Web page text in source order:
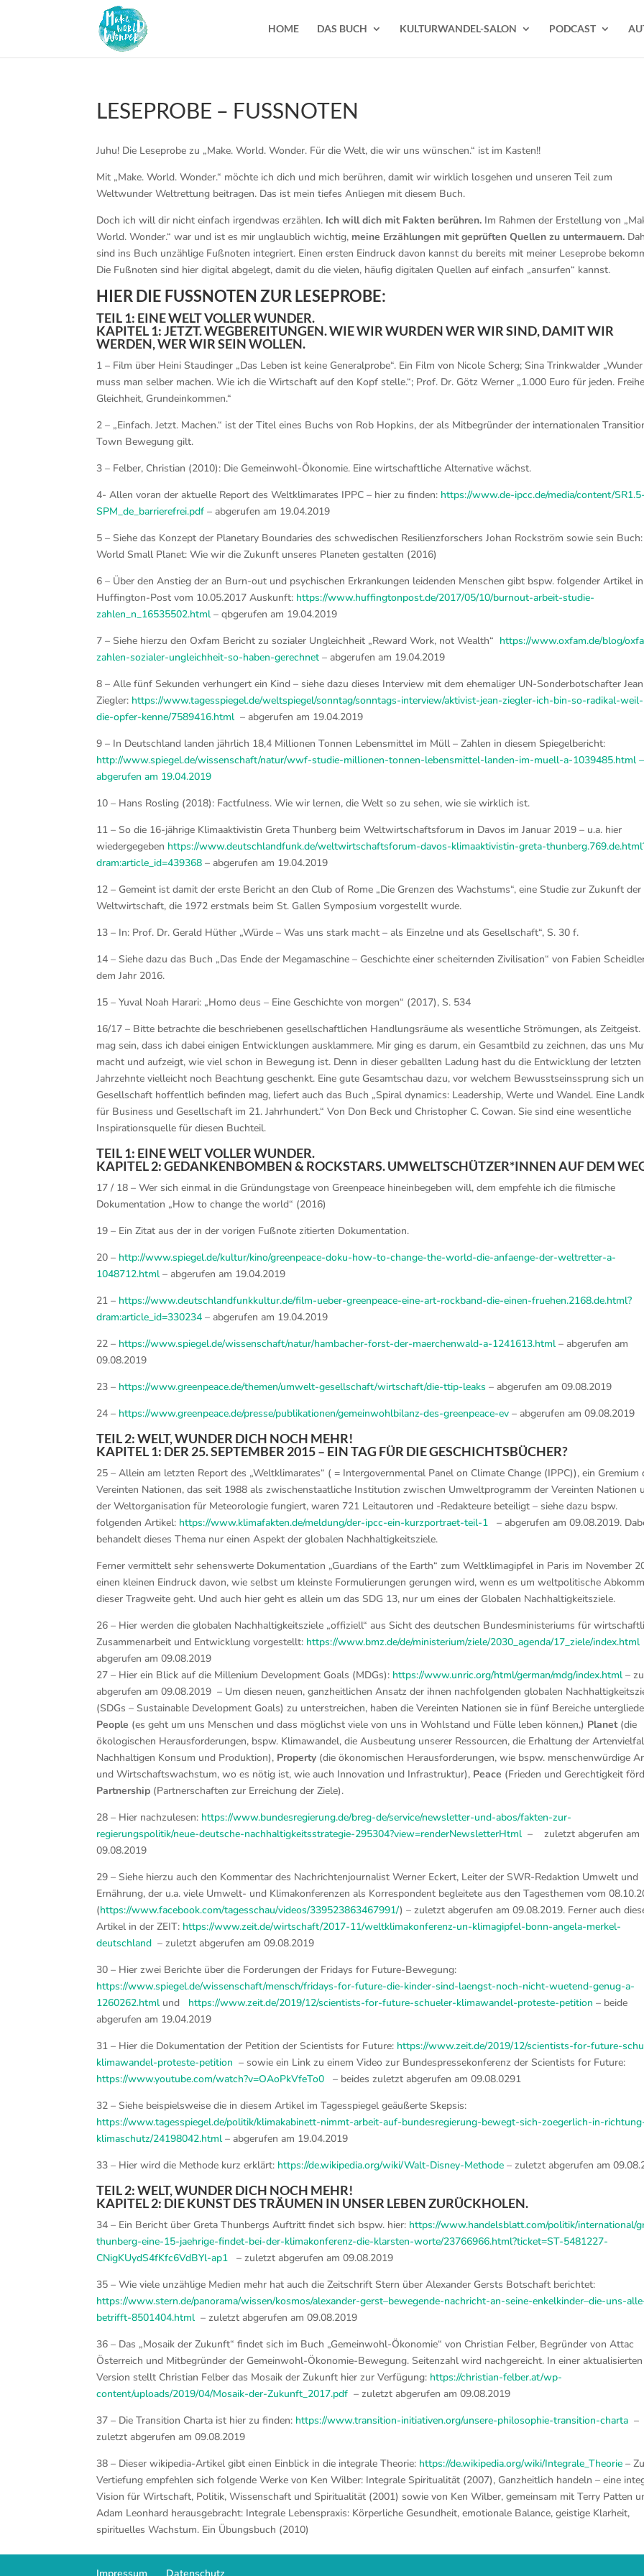
HOME DAS BUCH KULTURWANDEL-SALON PODCAST
LESEPROBE – FUSSNOTEN
Juhu! Die Leseprobe zu „Make. World. Wonder. Für die Welt, die wir uns wünschen.“ ist im Kasten!!
Mit „Make. World. Wonder.“ möchte ich dich und mich berühren, damit wir wirklich losgehen und unseren Teil zum
Weltwunder Weltrettung beitragen. Das ist mein tiefes Anliegen mit diesem Buch.
Doch ich will dir nicht einfach irgendwas erzählen. Ich will dich mit Fakten berühren. Im Rahmen der Erstellung von
World. Wonder.“ war und ist es mir unglaublich wichtig, meine Erzählungen mit geprüften Quellen zu untermauern.
sind ins Buch unzählige Fußnoten integriert. Einen ersten Eindruck davon kannst du bereits mit meiner Leseprobe
Die Fußnoten sind hier digital abgelegt, damit du die vielen, häufig digitalen Quellen auf einfach „ansurfen“ kannst.
HIER DIE FUSSNOTEN ZUR LESEPROBE:
TEIL 1: EINE WELT VOLLER WUNDER.
KAPITEL 1: JETZT. WEGBEREITUNGEN. WIE WIR WURDEN WER WIR SIND, DAMIT WIR
WERDEN, WER WIR SEIN WOLLEN.
1 – Film über Heini Staudinger „Das Leben ist keine Generalprobe“. Ein Film von Nicole Scherg; Sina Trinkwalder „Wunder
muss man selber machen. Wie ich die Wirtschaft auf den Kopf stelle.“; Prof. Dr. Götz Werner „1.000 Euro für jeden.
Gleichheit, Grundeinkommen.“
2 – „Einfach. Jetzt. Machen.“ ist der Titel eines Buchs von Rob Hopkins, der als Mitbegründer der internationalen
Town Bewegung gilt.
3 – Felber, Christian (2010): Die Gemeinwohl-Ökonomie. Eine wirtschaftliche Alternative wächst.
4- Allen voran der aktuelle Report des Weltklimarates IPPC – hier zu finden: https://www.de-ipcc.de/media/content/SR1.5-
SPM_de_barrierefrei.pdf – abgerufen am 19.04.2019
5 – Siehe das Konzept der Planetary Boundaries des schwedischen Resilienzforschers Johan Rockström sowie sein
World Small Planet: Wie wir die Zukunft unseres Planeten gestalten (2016)
6 – Über den Anstieg der an Burn-out und psychischen Erkrankungen leidenden Menschen gibt bspw. folgender Artikel
Huffington-Post vom 10.05.2017 Auskunft: https://www.huffingtonpost.de/2017/05/10/burnout-arbeit-studie-
zahlen_n_16535502.html– qbgerufen am 19.04.2019
7 – Siehe hierzu den Oxfam Bericht zu sozialer Ungleichheit „Reward Work, not Wealth“ https://www.oxfam.de/blog/
zahlen-sozialer-ungleichheit-so-haben-gerechnet – abgerufen am 19.04.2019
8 – Alle fünf Sekunden verhungert ein Kind – siehe dazu dieses Interview mit dem ehemaliger UN-Sonderbotschafter Jean
Ziegler: https://www.tagesspiegel.de/weltspiegel/sonntag/sonntags-interview/aktivist-jean-ziegler-ich-bin-so-radikal-
die-opfer-kenne/7589416.html– abgerufen am 19.04.2019
9 – In Deutschland landen jährlich 18,4 Millionen Tonnen Lebensmittel im Müll – Zahlen in diesem Spiegelbericht:
http://www.spiegel.de/wissenschaft/natur/wwf-studie-millionen-tonnen-lebensmittel-landen-im-muell-a-1039485.html –
abgerufen am 19.04.2019
10 – Hans Rosling (2018): Factfulness. Wie wir lernen, die Welt so zu sehen, wie sie wirklich ist.
11 – So die 16-jährige Klimaaktivistin Greta Thunberg beim Weltwirtschaftsforum in Davos im Januar 2019 – u.a. hier
wiedergegeben https://www.deutschlandfunk.de/weltwirtschaftsforum-davos-klimaaktivistin-greta-
dram:article_id=439368 – abgerufen am 19.04.2019
12 – Gemeint ist damit der erste Bericht an den Club of Rome „Die Grenzen des Wachstums“, eine Studie zur Zukunft der
Weltwirtschaft, die 1972 erstmals beim St. Gallen Symposium vorgestellt wurde.
13 – In: Prof. Dr. Gerald Hüther „Würde – Was uns stark macht – als Einzelne und als Gesellschaft“, S. 30 f.
14 – Siehe dazu das Buch „Das Ende der Megamaschine – Geschichte einer scheiternden Zivilisation“ von Fabien
dem Jahr 2016.
15 – Yuval Noah Harari: „Homo deus – Eine Geschichte von morgen“ (2017), S. 534
16/17 – Bitte betrachte die beschriebenen gesellschaftlichen Handlungsräume als wesentliche Strömungen, als Zeitgeist.
mag sein, dass ich dabei einigen Entwicklungen ausklammere. Mir ging es darum, ein Gesamtbild zu zeichnen, das uns
macht und aufzeigt, wie viel schon in Bewegung ist. Denn in dieser geballten Ladung hast du die Entwicklung der letzten
Jahrzehnte vielleicht noch Beachtung geschenkt. Eine gute Gesamtschau dazu, vor welchem Bewusstseinssprung sich
Gesellschaft hoffentlich befinden mag, liefert auch das Buch „Spiral dynamics: Leadership, Werte und Wandel. Eine
für Business und Gesellschaft im 21. Jahrhundert.“ Von Don Beck und Christopher C. Cowan. Sie sind eine wesentliche
Inspirationsquelle für diesen Buchteil.
TEIL 1: EINE WELT VOLLER WUNDER.
KAPITEL 2: GEDANKENBOMBEN & ROCKSTARS. UMWELTSCHÜTZER*INNEN AUF DEM
17 / 18 – Wer sich einmal in die Gründungstage von Greenpeace hineinbegeben will, dem empfehle ich die filmische
Dokumentation „How to change the world“ (2016)
19 – Ein Zitat aus der in der vorigen Fußnote zitierten Dokumentation.
20 – http://www.spiegel.de/kultur/kino/greenpeace-doku-how-to-change-the-world-die-anfaenge-der-weltretter-a-
1048712.html– abgerufen am 19.04.2019
21 – https://www.deutschlandfunkkultur.de/film-ueber-greenpeace-eine-art-rockband-die-einen-fruehen.2168.de.html?
dram:article_id=330234 – abgerufen am 19.04.2019
22 – https://www.spiegel.de/wissenschaft/natur/hambacher-forst-der-maerchenwald-a-1241613.html– abgerufen am
09.08.2019
23 – https://www.greenpeace.de/themen/umwelt-gesellschaft/wirtschaft/die-ttip-leaks – abgerufen am 09.08.2019
24 – https://www.greenpeace.de/presse/publikationen/gemeinwohlbilanz-des-greenpeace-ev – abgerufen am 09.08.2019
TEIL 2: WELT, WUNDER DICH NOCH MEHR!
KAPITEL 1: DER 25. SEPTEMBER 2015 – EIN TAG FÜR DIE GESCHICHTSBÜCHER?
25 – Allein am letzten Report des „Weltklimarates“ ( = Intergovernmental Panel on Climate Change (IPPC)), ein Gremium
Vereinten Nationen, das seit 1988 als zwischenstaatliche Institution zwischen Umweltprogramm der Vereinten Nationen
der Weltorganisation für Meteorologie fungiert, waren 721 Leitautoren und -Redakteure beteiligt – siehe dazu bspw.
folgenden Artikel: https://www.klimafakten.de/meldung/der-ipcc-ein-kurzportraet-teil-1 – abgerufen am 09.08.2019.
behandelt dieses Thema nur einen Aspekt der globalen Nachhaltigkeitsziele.
Ferner vermittelt sehr sehenswerte Dokumentation „Guardians of the Earth“ zum Weltklimagipfel in Paris im November
einen kleinen Eindruck davon, wie selbst um kleinste Formulierungen gerungen wird, wenn es um weltpolitische
dieser Tragweite geht. Und auch hier geht es allein um das SDG 13, nur um eines der Globalen Nachhaltigkeitsziele.
26 – Hier werden die globalen Nachhaltigkeitsziele „offiziell“ aus Sicht des deutschen Bundesministeriums für
Zusammenarbeit und Entwicklung vorgestellt: https://www.bmz.de/de/ministerium/ziele/2030_agenda/17_ziele/index.html
abgerufen am 09.08.2019
27 – Hier ein Blick auf die Millenium Development Goals (MDGs): https://www.unric.org/html/german/mdg/index.html–
abgerufen am 09.08.2019 – Um diesen neuen, ganzheitlichen Ansatz der ihnen nachfolgenden globalen
(SDGs – Sustainable Development Goals) zu unterstreichen, haben die Vereinten Nationen sie in fünf Bereiche
People (es geht um uns Menschen und dass möglichst viele von uns in Wohlstand und Fülle leben können,) Planet(die
ökologischen Herausforderungen, bspw. Klimawandel, die Ausbeutung unserer Ressourcen, die Erhaltung der
Nachhaltigen Konsum und Produktion), Property (die ökonomischen Herausforderungen, wie bspw. menschenwürdige
und Wirtschaftswachstum, wo es nötig ist, wie auch Innovation und Infrastruktur), Peace (Frieden und Gerechtigkeit
Partnership (Partnerschaften zur Erreichung der Ziele).
28 – Hier nachzulesen: https://www.bundesregierung.de/breg-de/service/newsletter-und-abos/fakten-zur-
regierungspolitik/neue-deutsche-nachhaltigkeitsstrategie-295304?view=renderNewsletterHtml– zuletzt abgerufen am
09.08.2019
29 – Siehe hierzu auch den Kommentar des Nachrichtenjournalist Werner Eckert, Leiter der SWR-Redaktion Umwelt und
Ernährung, der u.a. viele Umwelt- und Klimakonferenzen als Korrespondent begleitete aus den Tagesthemen vom
(https://www.facebook.com/tagesschau/videos/339523863467991/) – zuletzt abgerufen am 09.08.2019. Ferner auch
Artikel in der ZEIT: https://www.zeit.de/wirtschaft/2017-11/weltklimakonferenz-un-klimagipfel-bonn-angela-merkel-
deutschland – zuletzt abgerufen am 09.08.2019
30 – Hier zwei Berichte über die Forderungen der Fridays for Future-Bewegung:
https://www.spiegel.de/wissenschaft/mensch/fridays-for-future-die-kinder-sind-laengst-noch-nicht-wuetend-genug-a-
1260262.htmlund https://www.zeit.de/2019/12/scientists-for-future-schueler-klimawandel-proteste-petition – beide
abgerufen am 19.04.2019
31 – Hier die Dokumentation der Petition der Scientists for Future: https://www.zeit.de/2019/12/scientists-for-future-
klimawandel-proteste-petition – sowie ein Link zu einem Video zur Bundespressekonferenz der Scientists for Future:
https://www.youtube.com/watch?v=OAoPkVfeTo0 – beides zuletzt abgerufen am 09.08.0291
32 – Siehe beispielsweise die in diesem Artikel im Tagesspiegel geäußerte Skepsis:
https://www.tagesspiegel.de/politik/klimakabinett-nimmt-arbeit-auf-bundesregierung-bewegt-sich-zoegerlich-in-
klimaschutz/24198042.html– abgerufen am 19.04.2019
33 – Hier wird die Methode kurz erklärt: https://de.wikipedia.org/wiki/Walt-Disney-Methode – zuletzt abgerufen am
TEIL 2: WELT, WUNDER DICH NOCH MEHR!
KAPITEL 2: DIE KUNST DES TRÄUMEN IN UNSER LEBEN ZURÜCKHOLEN.
34 – Ein Bericht über Greta Thunbergs Auftritt findet sich bspw. hier: https://www.handelsblatt.com/politik/international/
thunberg-eine-15-jaehrige-findet-bei-der-klimakonferenz-die-klarsten-worte/23766966.html?ticket=ST-5481227-
CNigKUydS4fKfc6VdBYl-ap1 – zuletzt abgerufen am 09.08.2019
35 – Wie viele unzählige Medien mehr hat auch die Zeitschrift Stern über Alexander Gersts Botschaft berichtet:
https://www.stern.de/panorama/wissen/kosmos/alexander-gerst–bewegende-nachricht-an-seine-enkelkinder–die-uns-
betrifft-8501404.html– zuletzt abgerufen am 09.08.2019
36 – Das „Mosaik der Zukunft“ findet sich im Buch „Gemeinwohl-Ökonomie“ von Christian Felber, Begründer von Attac
Österreich und Mitbegründer der Gemeinwohl-Ökonomie-Bewegung. Seitenzahl wird nachgereicht. In einer aktualisierten
Version stellt Christian Felber das Mosaik der Zukunft hier zur Verfügung: https://christian-felber.at/wp-
content/uploads/2019/04/Mosaik-der-Zukunft_2017.pdf – zuletzt abgerufen am 09.08.2019
37 – Die Transition Charta ist hier zu finden: https://www.transition-initiativen.org/unsere-philosophie-transition-charta –
zuletzt abgerufen am 09.08.2019
38 – Dieser wikipedia-Artikel gibt einen Einblick in die integrale Theorie: https://de.wikipedia.org/wiki/Integrale_Theorie –
Vertiefung empfehlen sich folgende Werke von Ken Wilber: Integrale Spiritualität (2007), Ganzheitlich handeln – eine
Vision für Wirtschaft, Politik, Wissenschaft und Spiritualität (2001) sowie von Ken Wilber, gemeinsam mit Terry Patten
Adam Leonhard herausgebracht: Integrale Lebenspraxis: Körperliche Gesundheit, emotionale Balance, geistige Klarheit,
spirituelles Wachstum. Ein Übungsbuch (2010)